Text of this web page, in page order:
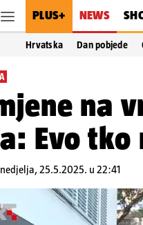
PLUS+ NEWS
Hrvatska Dan pobjede
na
Evo tko
nedjelja, 25.5.2025. u 22:41